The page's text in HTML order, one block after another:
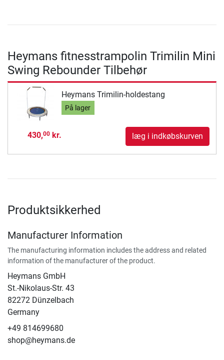
Heymans fitnesstrampolin Trimilin Mini
Swing Rebounder Tilbehør
Heymans Trimilin-holdestang
På lager
430,00kr. læg i indkøbskurven
Produktsikkerhed
Manufacturer Information
The manufacturing information includes the address and related
information of the manufacturer of the product.
Heymans GmbH
St.-Nikolaus-Str. 43
82272 Dünzelbach
Germany
+49 814699680
shop@heymans.de